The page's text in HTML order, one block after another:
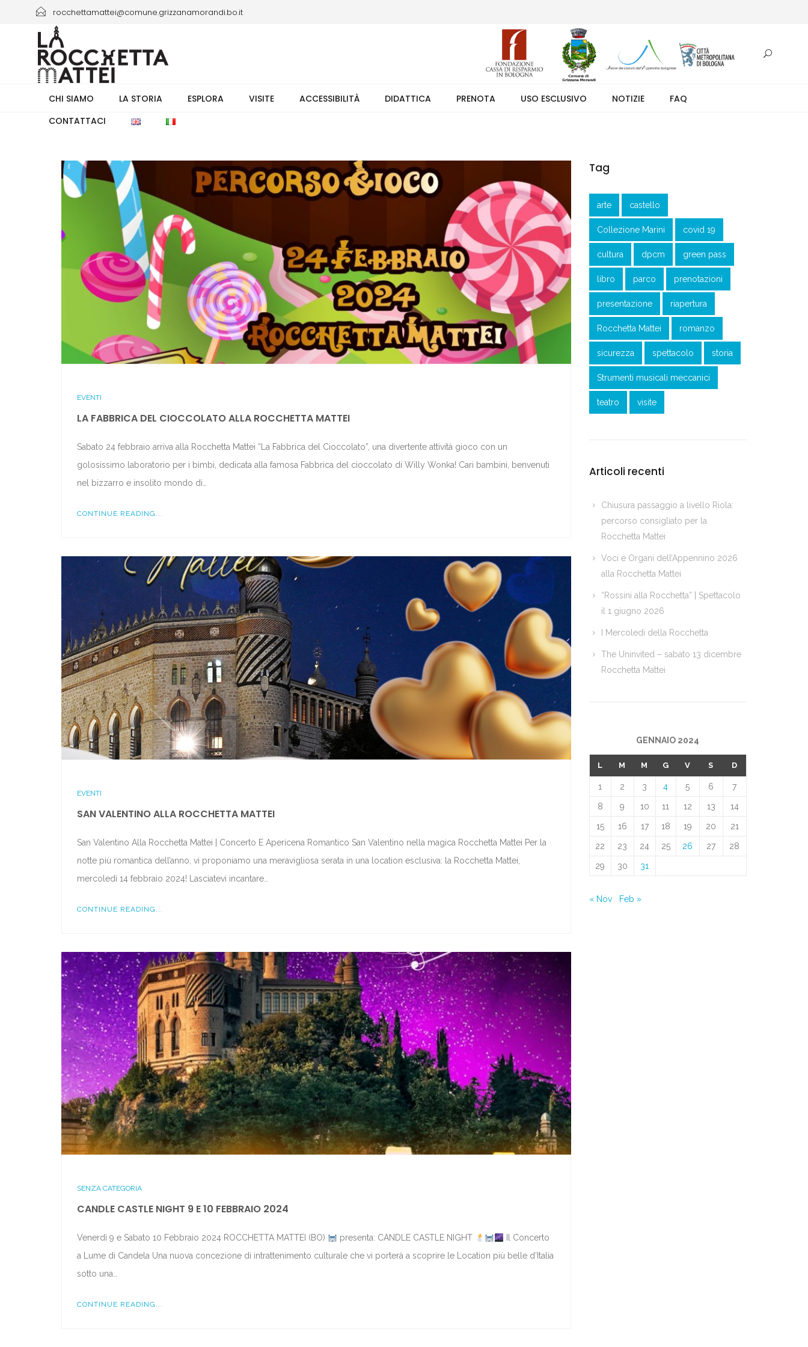
rocchettamattei@comune.grizzanamorandi.bo.it
+39 3661433941/+39 051 6730335 orario 8.00-13.30 (weekend +39 351 7373891 orario 9.00-17.30). Ingresso solo su prenotazione.
CHI SIAMO LA STORIA ESPLORA VISITE ACCESSIBILITÀ DIDATTICA PRENOTA USO ESCLUSIVO NOTIZIE
FAQ
CONTATTACI
EVENTI
LA FABBRICA DEL CIOCCOLATO ALLA ROCCHETTA MATTEI
Sabato 24 febbraio arriva alla Rocchetta Mattei “La Fabbrica del Cioccolato”, una divertente attività gioco con un
golosissimo laboratorio per i bimbi, dedicata alla famosa Fabbrica del cioccolato di Willy Wonka! Cari bambini, benvenuti
nel bizzarro e insolito mondo di…
CONTINUE READING...
EVENTI
SAN VALENTINO ALLA ROCCHETTA MATTEI
San Valentino Alla Rocchetta Mattei | Concerto E Apericena Romantico San Valentino nella magica Rocchetta Mattei Per la
notte più romantica dell’anno, vi proponiamo una meravigliosa serata in una location esclusiva: la Rocchetta Mattei,
mercoledì 14 febbraio 2024! Lasciatevi incantare…
CONTINUE READING...
SENZA CATEGORIA
CANDLE CASTLE NIGHT 9 E 10 FEBBRAIO 2024
Venerdì 9 e Sabato 10 Febbraio 2024 ROCCHETTA MATTEI (BO) presenta: CANDLE CASTLE NIGHT
Il Concerto
a Lume di Candela Una nuova concezione di intrattenimento culturale che vi porterà a scoprire le Location più belle d’Italia
sotto una…
CONTINUE READING...
Tag
arte castello
Collezione Marini covid 19
cultura dpcm green pass
libro parco prenotazioni
presentazione riapertura
Rocchetta Mattei romanzo
sicurezza spettacolo storia
Strumenti musicali meccanici
teatro visite
Articoli recenti
Chiusura passaggio a livello Riola:
percorso consigliato per la
Rocchetta Mattei
Voci e Organi dell’Appennino 2026
alla Rocchetta Mattei
“Rossini alla Rocchetta” | Spettacolo
il 1 giugno 2026
I Mercoledì della Rocchetta
The Uninvited – sabato 13 dicembre
Rocchetta Mattei
GENNAIO 2024
L M M G V S D
1 2 3 4 5 6 7
8 9 10 11 12 13 14
15 16 17 18 19 20 21
22 23 24 25 26 27 28
29 30 31
« Nov Feb »